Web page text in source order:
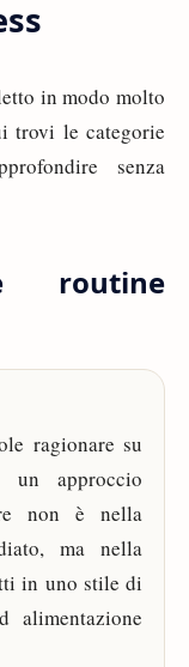
in modo molto
trovi le categorie
senza
routine
ragionare su
approccio
non è nella
ma nella
in uno stile di
alimentazione